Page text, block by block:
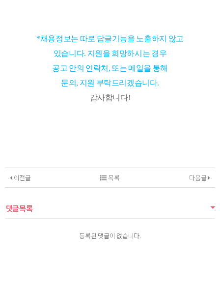
*채용정보는 따로 답글기능을 노출하지 않고
있습니다. 지원을 희망하시는 경우
공고 안의 연락처, 또는 메일을 통해
문의, 지원 부탁드리겠습니다.
감사합니다!
이전글 다음글
목록
댓글목록
등록된 댓글이 없습니다.